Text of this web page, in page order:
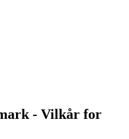
- Vilkår for